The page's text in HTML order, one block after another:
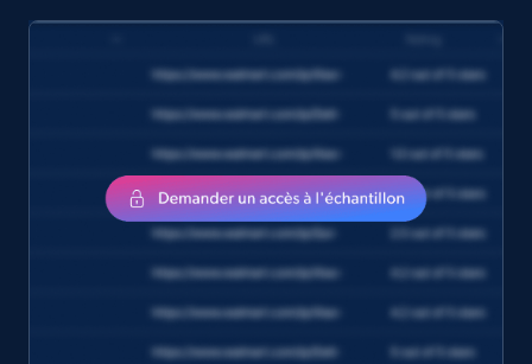
amazon, Currency amazon, Availability amazon,
eCommerce
132+ Buy Now
Zara - Products